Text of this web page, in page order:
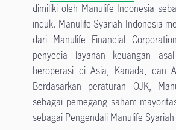
dimiliki oleh Manulife Indonesia
induk. Manulife Syariah Indonesia
dari Manulife Financial
penyedia layanan keuangan
beroperasi di Asia, Kanada, dan
Berdasarkan peraturan OJK,
sebagai pemegang saham
sebagai Pengendali Manulife